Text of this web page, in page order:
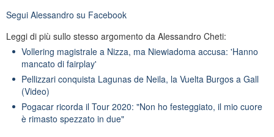
Segui Alessandro su Facebook
Leggi di più sullo stesso argomento da Alessandro Cheti:
Vollering magistrale a Nizza, ma Niewiadoma accusa: 'Hanno
mancato di fairplay'
Pellizzari conquista Lagunas de Neila, la Vuelta Burgos a Gall
(Video)
Pogacar ricorda il Tour 2020: "Non ho festeggiato, il mio cuore
è rimasto spezzato in due"